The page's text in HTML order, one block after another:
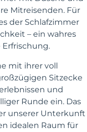
Mitreisenden. Für
der Schlafzimmer
– ein wahres
mit ihrer voll
Sitzecke
und
Runde ein. Das
unserer Unterkunft
idealen Raum für